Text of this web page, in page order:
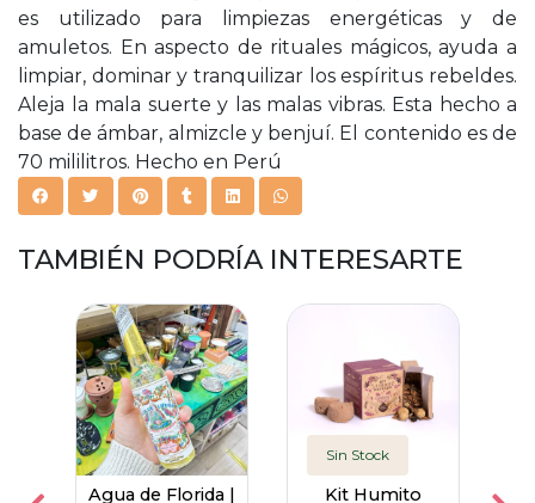
es utilizado para limpiezas energéticas y de
amuletos. En aspecto de rituales mágicos, ayuda a
limpiar, dominar y tranquilizar los espíritus rebeldes.
Aleja la mala suerte y las malas vibras. Esta hecho a
base de ámbar, almizcle y benjuí. El contenido es de
70 mililitros. Hecho en Perú
TAMBIÉN PODRÍA INTERESARTE
Agua de Florida |
Sin Stock
Kit Humito